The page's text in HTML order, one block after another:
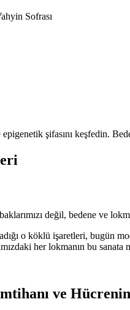
Sofrası
şifasını keşfedin.
değil, bedene ve
o köklü işaretleri, bugün
her lokmanın bu
ve